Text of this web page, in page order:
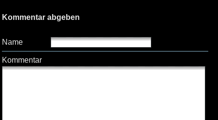
Kommentar abgeben
Name
Kommentar